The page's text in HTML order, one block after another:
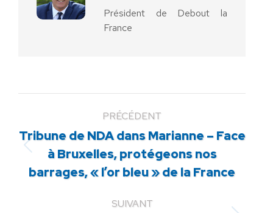
Président de Debout la
France
PRÉCÉDENT
Article
précédent
:
Tribune de NDA dans Marianne – Face
à Bruxelles, protégeons nos
barrages, « l’or bleu » de la France
SUIVANT